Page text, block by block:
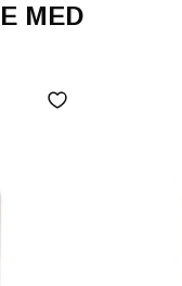
MED